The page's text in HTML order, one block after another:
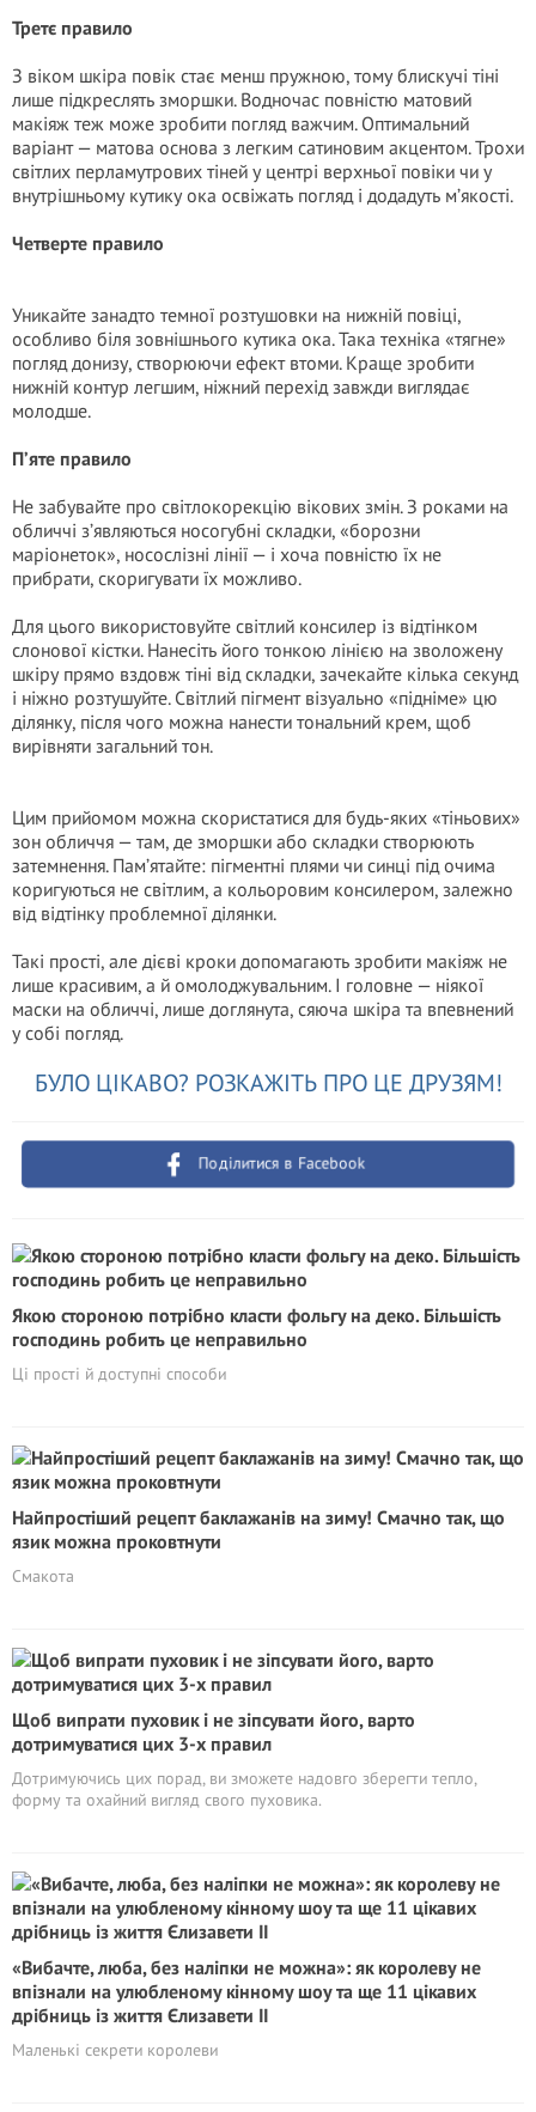
Третє правило
З віком шкіра повік стає менш пружною, тому блискучі тіні
лише підкреслять зморшки. Водночас повністю матовий
макіяж теж може зробити погляд важчим. Оптимальний
варіант — матова основа з легким сатиновим акцентом. Трохи
світлих перламутрових тіней у центрі верхньої повіки чи у
внутрішньому кутику ока освіжать погляд і додадуть м’якості.
Четверте правило
Уникайте занадто темної розтушовки на нижній повіці,
особливо біля зовнішнього кутика ока. Така техніка «тягне»
погляд донизу, створюючи ефект втоми. Краще зробити
нижній контур легшим, ніжний перехід завжди виглядає
молодше.
П’яте правило
Не забувайте про світлокорекцію вікових змін. З роками на
обличчі з’являються носогубні складки, «борозни
маріонеток», носослізні лінії — і хоча повністю їх не
прибрати, скоригувати їх можливо.
Для цього використовуйте світлий консилер із відтінком
слонової кістки. Нанесіть його тонкою лінією на зволожену
шкіру прямо вздовж тіні від складки, зачекайте кілька секунд
і ніжно розтушуйте. Світлий пігмент візуально «підніме» цю
ділянку, після чого можна нанести тональний крем, щоб
вирівняти загальний тон.
Цим прийомом можна скористатися для будь-яких «тіньових»
зон обличчя — там, де зморшки або складки створюють
затемнення. Пам’ятайте: пігментні плями чи синці під очима
коригуються не світлим, а кольоровим консилером, залежно
від відтінку проблемної ділянки.
Такі прості, але дієві кроки допомагають зробити макіяж не
лише красивим, а й омолоджувальним. І головне — ніякої
маски на обличчі, лише доглянута, сяюча шкіра та впевнений
у собі погляд.
БУЛО ЦІКАВО? РОЗКАЖІТЬ ПРО ЦЕ ДРУЗЯМ!
Поділитися в Facebook
Якою стороною потрібно класти фольгу на деко. Більшість
господинь робить це неправильно
Ці прості й доступні способи
Найпростіший рецепт баклажанів на зиму! Смачно так, що
язик можна проковтнути
Смакота
Щоб випрати пуховик і не зіпсувати його, варто
дотримуватися цих 3-х правил
Дотримуючись цих порад, ви зможете надовго зберегти тепло,
форму та охайний вигляд свого пуховика.
«Вибачте, люба, без наліпки не можна»: як королеву не
впізнали на улюбленому кінному шоу та ще 11 цікавих
дрібниць із життя Єлизавети II
Маленькі секрети королеви